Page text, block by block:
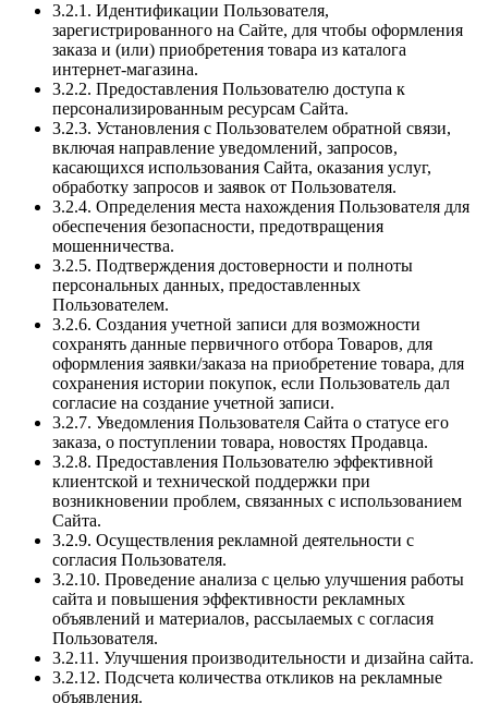
3.2.1. Идентификации Пользователя,
зарегистрированного на Сайте, для чтобы оформления
заказа и (или) приобретения товара из каталога
интернет-магазина.
3.2.2. Предоставления Пользователю доступа к
персонализированным ресурсам Сайта.
3.2.3. Установления с Пользователем обратной связи,
включая направление уведомлений, запросов,
касающихся использования Сайта, оказания услуг,
обработку запросов и заявок от Пользователя.
3.2.4. Определения места нахождения Пользователя для
обеспечения безопасности, предотвращения
мошенничества.
3.2.5. Подтверждения достоверности и полноты
персональных данных, предоставленных
Пользователем.
3.2.6. Создания учетной записи для возможности
сохранять данные первичного отбора Товаров, для
оформления заявки/заказа на приобретение товара, для
сохранения истории покупок, если Пользователь дал
согласие на создание учетной записи.
3.2.7. Уведомления Пользователя Сайта о статусе его
заказа, о поступлении товара, новостях Продавца.
3.2.8. Предоставления Пользователю эффективной
клиентской и технической поддержки при
возникновении проблем, связанных с использованием
Сайта.
3.2.9. Осуществления рекламной деятельности с
согласия Пользователя.
3.2.10. Проведение анализа с целью улучшения работы
сайта и повышения эффективности рекламных
объявлений и материалов, рассылаемых с согласия
Пользователя.
3.2.11. Улучшения производительности и дизайна сайта.
3.2.12. Подсчета количества откликов на рекламные
объявления.